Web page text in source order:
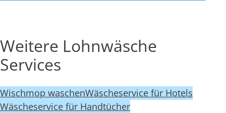
Weitere Lohnwäsche
Services
Wischmop waschenWäscheservice für Hotels
Wäscheservice für Handtücher